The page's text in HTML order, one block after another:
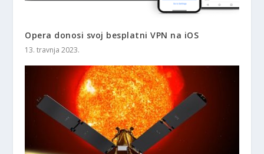
Opera donosi svoj besplatni VPN na iOS
13. travnja 2023.